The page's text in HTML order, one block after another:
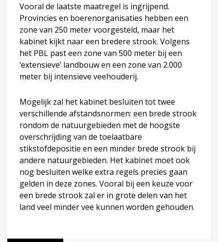
Vooral de laatste maatregel is ingrijpend.
Provincies en boerenorganisaties hebben een
zone van 250 meter voorgesteld, maar het
kabinet kijkt naar een bredere strook. Volgens
het PBL past een zone van 500 meter bij een
‘extensieve’ landbouw en een zone van 2.000
meter bij intensieve veehouderij.
Mogelijk zal het kabinet besluiten tot twee
verschillende afstandsnormen: een brede strook
rondom de natuurgebieden met de hoogste
overschrijding van de toelaatbare
stikstofdepositie en een minder brede strook bij
andere natuurgebieden. Het kabinet moet ook
nog besluiten welke extra regels precies gaan
gelden in deze zones. Vooral bij een keuze voor
een brede strook zal er in grote delen van het
land veel minder vee kunnen worden gehouden.